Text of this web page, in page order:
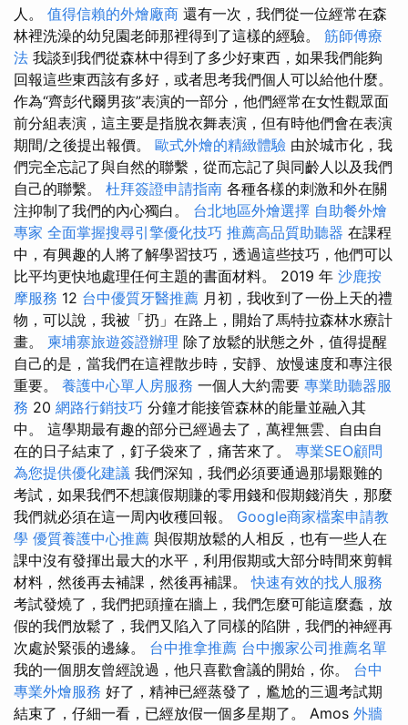
人。 值得信賴的外燴廠商 還有一次，我們從一位經常在森
林裡洗澡的幼兒園老師那裡得到了這樣的經驗。 筋師傅療
法 我談到我們從森林中得到了多少好東西，如果我們能夠
回報這些東西該有多好，或者思考我們個人可以給他什麼。
作為“齊彭代爾男孩”表演的一部分，他們經常在女性觀眾面
前分組表演，這主要是指脫衣舞表演，但有時他們會在表演
期間/之後提出報價。 歐式外燴的精緻體驗 由於城市化，我
們完全忘記了與自然的聯繫，從而忘記了與同齡人以及我們
自己的聯繫。 杜拜簽證申請指南 各種各樣的刺激和外在關
注抑制了我們的內心獨白。 台北地區外燴選擇 自助餐外燴
專家 全面掌握搜尋引擎優化技巧 推薦高品質助聽器 在課程
中，有興趣的人將了解學習技巧，透過這些技巧，他們可以
比平均更快地處理任何主題的書面材料。 2019 年 沙鹿按
摩服務 12 台中優質牙醫推薦 月初，我收到了一份上天的禮
物，可以說，我被「扔」在路上，開始了馬特拉森林水療計
畫。 柬埔寨旅遊簽證辦理 除了放鬆的狀態之外，值得提醒
自己的是，當我們在這裡散步時，安靜、放慢速度和專注很
重要。 養護中心單人房服務 一個人大約需要 專業助聽器服
務 20 網路行銷技巧 分鐘才能接管森林的能量並融入其
中。 這學期最有趣的部分已經過去了，萬裡無雲、自由自
在的日子結束了，釘子袋來了，痛苦來了。 專業SEO顧問
為您提供優化建議 我們深知，我們必須要通過那場艱難的
考試，如果我們不想讓假期賺的零用錢和假期錢消失，那麼
我們就必須在這一周內收穫回報。 Google商家檔案申請教
學 優質養護中心推薦 與假期放鬆的人相反，也有一些人在
課中沒有發揮出最大的水平，利用假期或大部分時間來剪輯
材料，然後再去補課，然後再補課。快速有效的找人服務
考試發燒了，我們把頭撞在牆上，我們怎麼可能這麼蠢，放
假的我們放鬆了，我們又陷入了同樣的陷阱，我們的神經再
次處於緊張的邊緣。 台中推拿推薦 台中搬家公司推薦名單
我的一個朋友曾經說過，他只喜歡會議的開始，你。 台中
專業外燴服務 好了，精神已經蒸發了，尷尬的三週考試期
結束了，仔細一看，已經放假一個多星期了。 Amos 外牆